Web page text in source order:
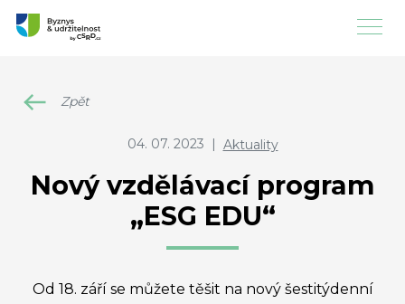
Zpět
04. 07. 2023 | Aktuality
Nový vzdělávací program
„ESG EDU“
Od 18. září se můžete těšit na nový šestitýdenní